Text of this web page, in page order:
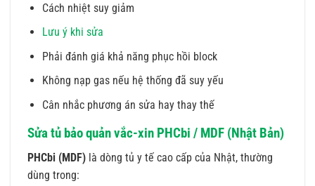
Cách nhiệt suy giảm
Lưu ý khi sửa
Phải đánh giá khả năng phục hồi block
Không nạp gas nếu hệ thống đã suy yếu
Cân nhắc phương án sửa hay thay thế
Sửa tủ bảo quản vắc-xin PHCbi / MDF (Nhật Bản)
PHCbi (MDF) là dòng tủ y tế cao cấp của Nhật, thường
dùng trong: